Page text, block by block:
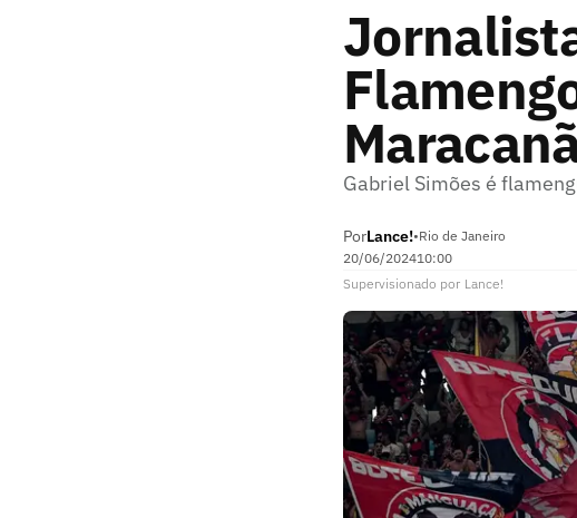
Gabriel Simões é
PorLance!•Rio de Janeiro
20/06/202410:00
Supervisionado por Lance!